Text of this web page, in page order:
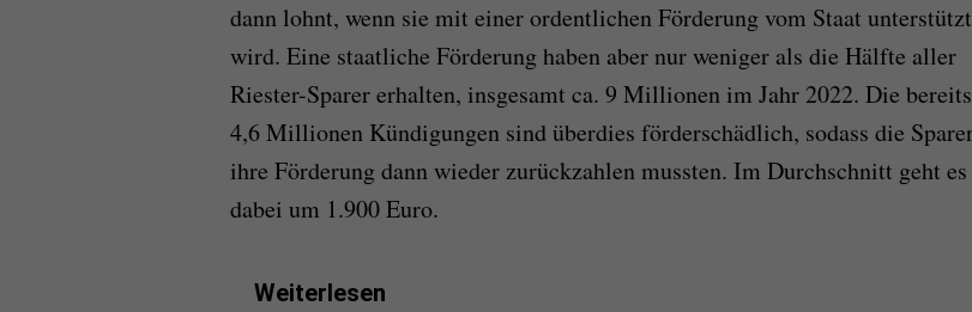
dann lohnt, wenn sie mit einer ordentlichen Förderung vom Staat unterstützt
wird. Eine staatliche Förderung haben aber nur weniger als die Hälfte aller
Riester-Sparer erhalten, insgesamt ca. 9 Millionen im Jahr 2022. Die bereits
4,6 Millionen Kündigungen sind überdies förderschädlich, sodass die
ihre Förderung dann wieder zurückzahlen mussten. Im Durchschnitt geht es
dabei um 1.900 Euro.
Weiterlesen